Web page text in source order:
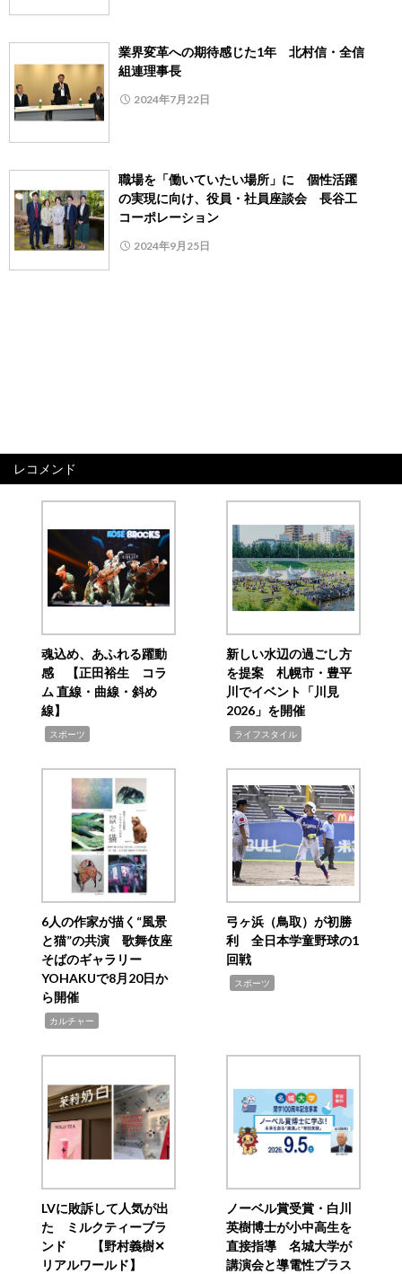
業界変革への期待感じた1年 北村信・全信
組連理事長
2024年7月22日
職場を「働いていたい場所」に 個性活躍
の実現に向け、役員・社員座談会 長谷工
コーポレーション
2024年9月25日
レコメンド
魂込め、あふれる躍動
感 【正田裕生 コラ
ム 直線・曲線・斜め
線】
スポーツ
新しい水辺の過ごし方
を提案 札幌市・豊平
川でイベント「川見
2026」を開催
ライフスタイル
6人の作家が描く“風景
と猫”の共演 歌舞伎座
そばのギャラリー
YOHAKUで8月20日か
ら開催
カルチャー
弓ヶ浜（鳥取）が初勝
利 全日本学童野球の1
回戦
スポーツ
LVに敗訴して人気が出
た ミルクティーブラ
ンド 【野村義樹✕
リアルワールド】
ノーベル賞受賞・白川
英樹博士が小中高生を
直接指導 名城大学が
講演会と導電性プラス